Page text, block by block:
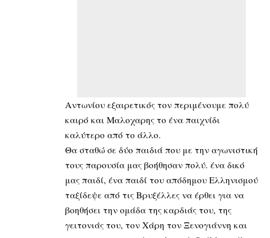
Αντωνίου εξαιρετικός τον περιμένουμε πολύ
καιρό και Μαλοχαρης το ένα παιχνίδι
καλύτερο από το άλλο.
Θα σταθώ σε δύο παιδιά που με την αγωνιστική
τους παρουσία μας βοήθησαν πολύ. ένα δικό
μας παιδί, ένα παιδί του απόδημου Ελληνισμού
ταξίδεψε από τις Βρυξέλλες να έρθει για να
βοηθήσει την ομάδα της καρδιάς του, της
γειτονιάς του, τον Χάρη τον Ξενογιάννη και